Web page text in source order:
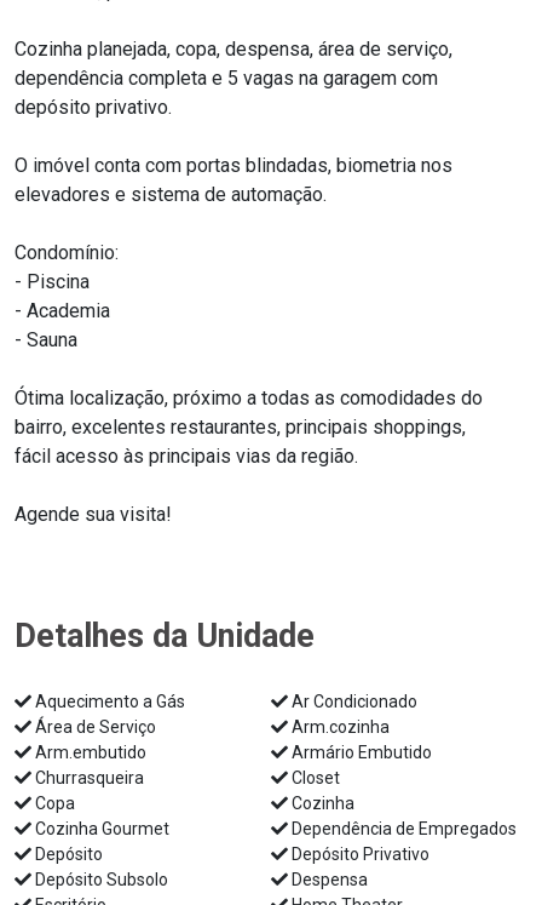
Cozinha planejada, copa, despensa, área de serviço,
dependência completa e 5 vagas na garagem com
depósito privativo.
O imóvel conta com portas blindadas, biometria nos
elevadores e sistema de automação.
Condomínio:
- Piscina
- Academia
- Sauna
Ótima localização, próximo a todas as comodidades do
bairro, excelentes restaurantes, principais shoppings,
fácil acesso às principais vias da região.
Agende sua visita!
Detalhes da Unidade
Aquecimento a Gás
Ar Condicionado
Área de Serviço
Arm.cozinha
Arm.embutido
Armário Embutido
Churrasqueira
Closet
Copa
Cozinha
Cozinha Gourmet
Dependência de Empregados
Depósito
Depósito Privativo
Depósito Subsolo
Despensa